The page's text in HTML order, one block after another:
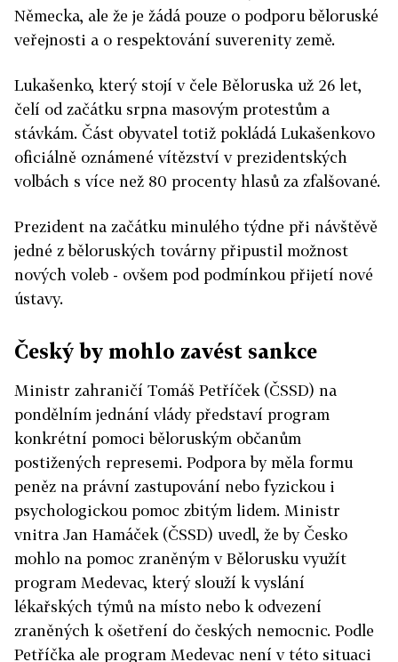
Německa, ale že je žádá pouze o podporu běloruské
veřejnosti a o respektování suverenity země.
Lukašenko, který stojí v čele Běloruska už 26 let,
čelí od začátku srpna masovým protestům a
stávkám. Část obyvatel totiž pokládá Lukašenkovo
oficiálně oznámené vítězství v prezidentských
volbách s více než 80 procenty hlasů za zfalšované.
Prezident na začátku minulého týdne při návštěvě
jedné z běloruských továrny připustil možnost
nových voleb - ovšem pod podmínkou přijetí nové
ústavy.
Český by mohlo zavést sankce
Ministr zahraničí Tomáš Petříček (ČSSD) na
pondělním jednání vlády představí program
konkrétní pomoci běloruským občanům
postižených represemi. Podpora by měla formu
peněz na právní zastupování nebo fyzickou i
psychologickou pomoc zbitým lidem. Ministr
vnitra Jan Hamáček (ČSSD) uvedl, že by Česko
mohlo na pomoc zraněným v Bělorusku využít
program Medevac, který slouží k vyslání
lékařských týmů na místo nebo k odvezení
zraněných k ošetření do českých nemocnic. Podle
Petříčka ale program Medevac není v této situaci